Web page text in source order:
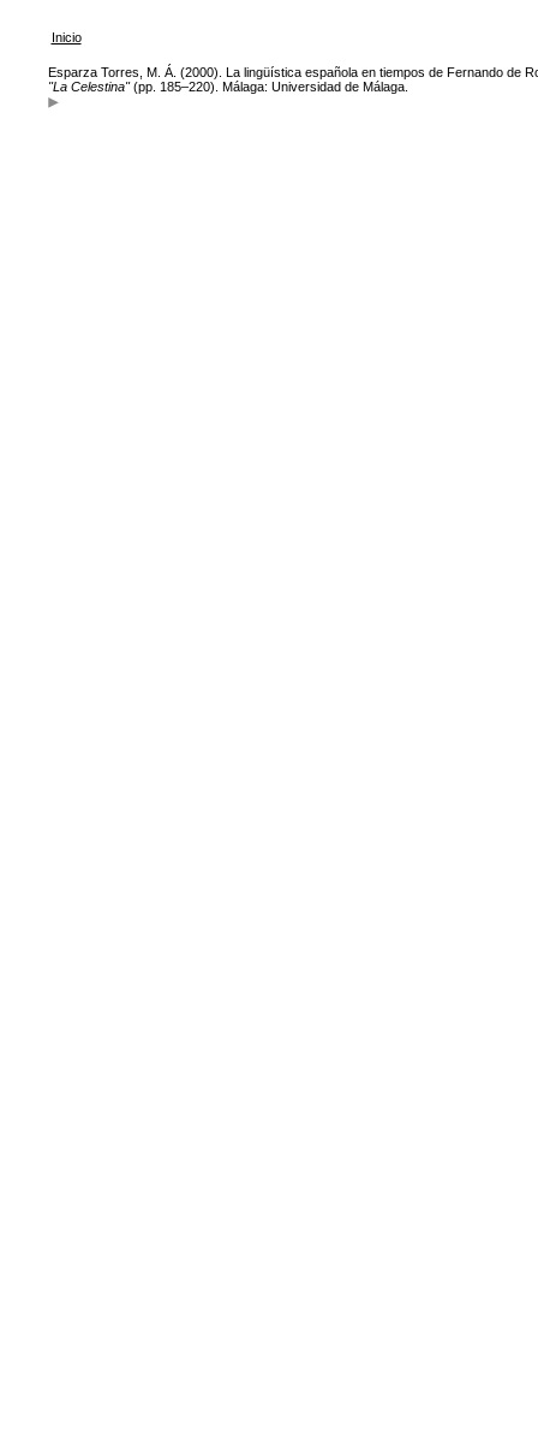
Inicio
Esparza Torres, M. Á. (2000). La lingüística española en tiempos de Fernando de
"La Celestina"(pp. 185–220). Málaga: Universidad de Málaga.